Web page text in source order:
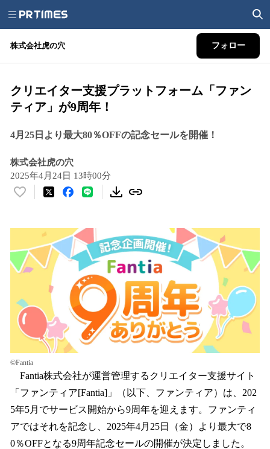
株式会社虎の穴 フォロー
クリエイター支援プラットフォーム「ファン
ティア」が9周年！
4月25日より最大80％OFFの記念セールを開催！
株式会社虎の穴
2025年4月24日 13時00分
い
数
を
読
込
み
中
で
©Fantia
Fantia株式会社が運営管理するクリエイター支援サイト
「ファンティア[Fantia]」（以下、ファンティア）は、202
5年5月でサービス開始から9周年を迎えます。ファンティ
アではそれを記念し、2025年4月25日（金）より最大で8
0％OFFとなる9周年記念セールの開催が決定しました。